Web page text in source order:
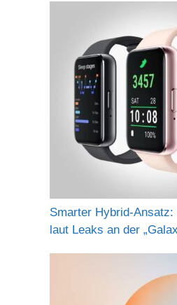
Smarter Hybrid-
laut Leaks an der